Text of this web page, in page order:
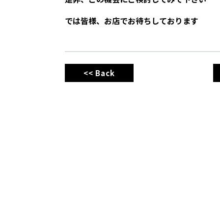
では皆様、お店でお待ちしております
<< Back